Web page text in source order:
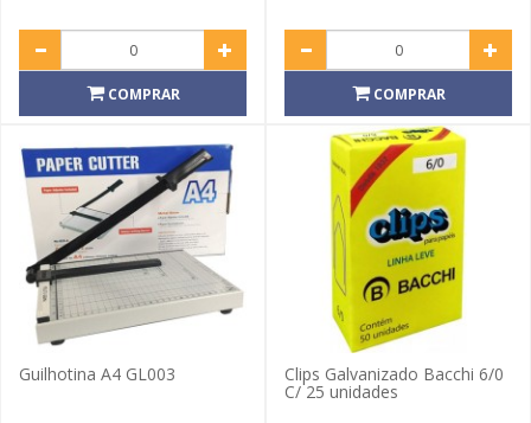
COMPRAR COMPRAR
Guilhotina A4 GL003 Clips Galvanizado Bacchi 6/0
C/ 25 unidades